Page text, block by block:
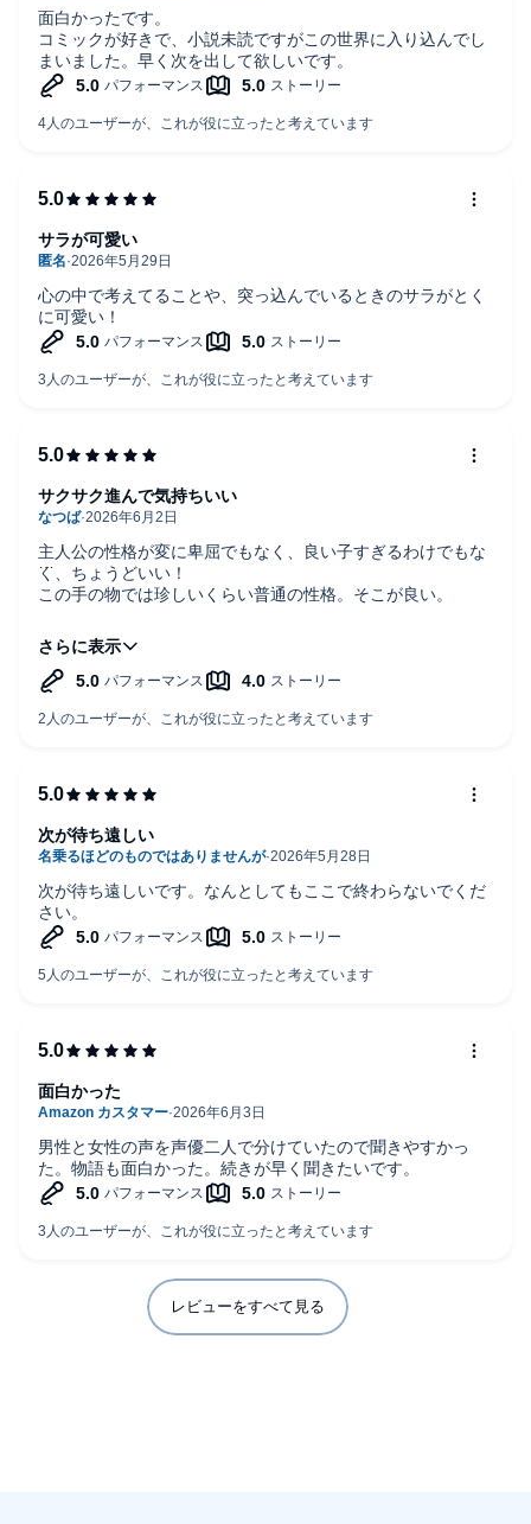
面白かったです。
コミックが好きで、小説未読ですがこの世界に入り込んでし
まいました。早く次を出して欲しいです。
心の中で考えてることや、突っ込んでいるときのサラがとく
に可愛い！
サラが可愛い
主人公の性格が変に卑屈でもなく、良い子すぎるわけでもな
く、ちょうどいい！
この手の物では珍しいくらい普通の性格。そこが良い。
ストーリーは定番の前世の知識と、何故か魔力有り余ってて
無双します。
サクサク進んで気持ちいい
次が待ち遠しいです。なんとしてもここで終わらないでくだ
さい。
次が待ち遠しい
男性と女性の声を声優二人で分けていたので聞きやすかっ
た。物語も面白かった。続きが早く聞きたいです。
面白かった
レビューをすべて見る